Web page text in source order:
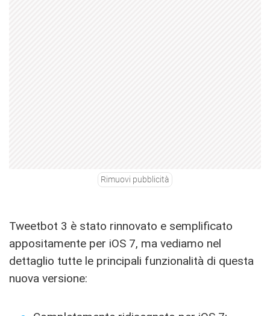
Rimuovi pubblicità
Tweetbot 3 è stato rinnovato e semplificato
appositamente per iOS 7, ma vediamo nel
dettaglio tutte le principali funzionalità di questa
nuova versione: